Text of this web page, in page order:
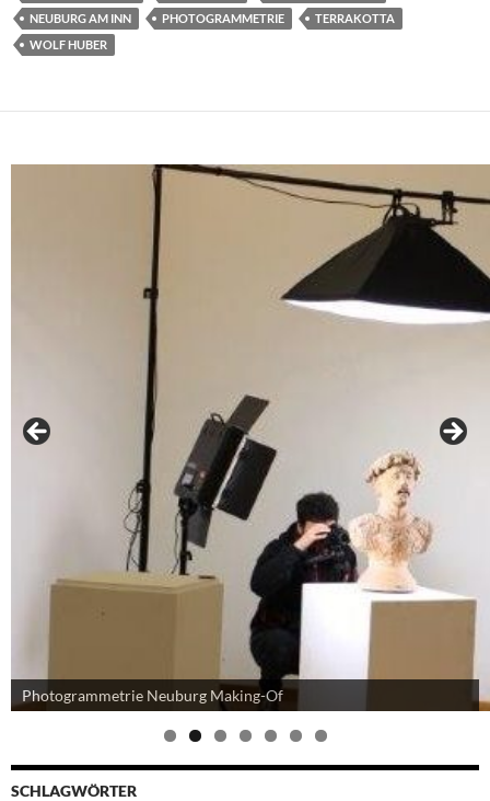
NEUBURG AM INN
PHOTOGRAMMETRIE
TERRAKOTTA
WOLF HUBER
Photogrammetrie - Modelle Terrakotten Neuburg
Zusammenschau
SCHLAGWÖRTER